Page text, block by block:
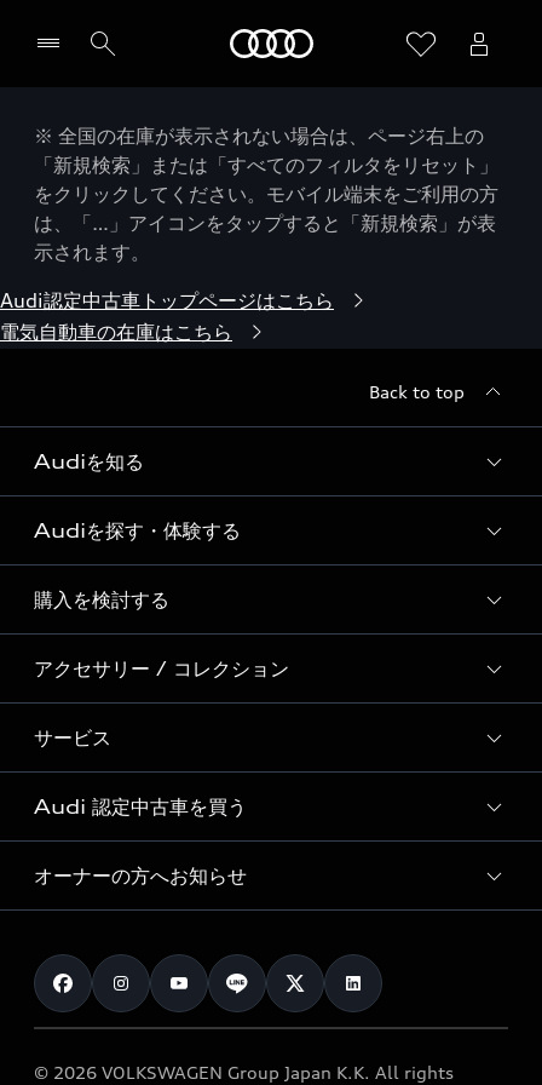
※ 全国の在庫が表示されない場合は、ページ右上の
「新規検索」または「すべてのフィルタをリセット」
をクリックしてください。モバイル端末をご利用の方
は、「…」アイコンをタップすると「新規検索」が表
示されます。
Audi認定中古車トップページはこちら
電気自動車の在庫はこちら
Back to top
Audiを知る
Audi ブランド
Story of Progress
Audi Sport
Formula 1®
デジタルサービス
Audiを探す・体験する
ディーラー検索
新車在庫検索
試乗車・展示車検索
見積り依頼
試乗予約
購入を検討する
モデル一覧
特別仕様モデル / 限定モデル
e-tronラインアップ
価格シミュレーション
車両比較
カタログ一覧
アクセサリー / コレクション
純正アクセサリー
オンラインショップ
Audi collection
アウディナビアプリ
サービス
サービス入庫予約
サービスプログラム
メンテナンス
車検 / 定期点検
e-tronアフターサポート
Audi 認定中古車を買う
Audi認定中古車
クオリティ
保証
メンテナンス
オーナーの方へお知らせ
お知らせ
オーナー様向けキャンペーン
© 2026 VOLKSWAGEN Group Japan K.K. All rights